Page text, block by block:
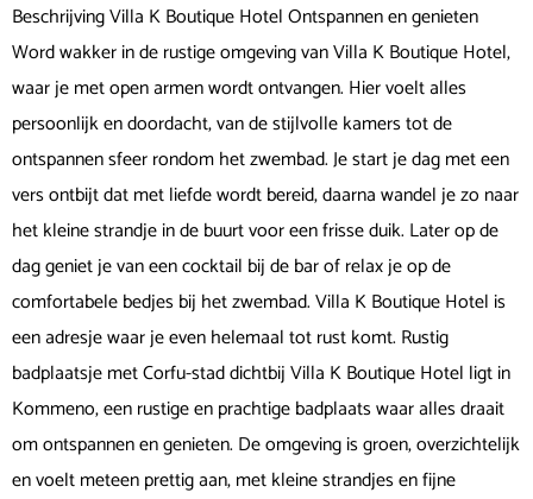
Beschrijving Villa K Boutique Hotel Ontspannen en genieten
Word wakker in de rustige omgeving van Villa K Boutique Hotel,
waar je met open armen wordt ontvangen. Hier voelt alles
persoonlijk en doordacht, van de stijlvolle kamers tot de
ontspannen sfeer rondom het zwembad. Je start je dag met een
vers ontbijt dat met liefde wordt bereid, daarna wandel je zo naar
het kleine strandje in de buurt voor een frisse duik. Later op de
dag geniet je van een cocktail bij de bar of relax je op de
comfortabele bedjes bij het zwembad. Villa K Boutique Hotel is
een adresje waar je even helemaal tot rust komt. Rustig
badplaatsje met Corfu-stad dichtbij Villa K Boutique Hotel ligt in
Kommeno, een rustige en prachtige badplaats waar alles draait
om ontspannen en genieten. De omgeving is groen, overzichtelijk
en voelt meteen prettig aan, met kleine strandjes en fijne